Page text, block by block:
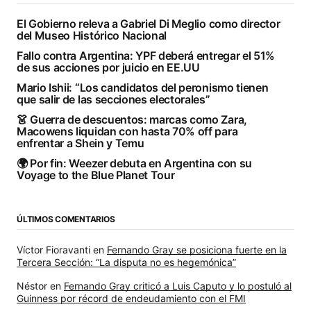
El Gobierno releva a Gabriel Di Meglio como director
del Museo Histórico Nacional
Fallo contra Argentina: YPF deberá entregar el 51%
de sus acciones por juicio en EE.UU
Mario Ishii: “Los candidatos del peronismo tienen
que salir de las secciones electorales”
👗 Guerra de descuentos: marcas como Zara,
Macowens liquidan con hasta 70% off para
enfrentar a Shein y Temu
🌍 Por fin: Weezer debuta en Argentina con su
Voyage to the Blue Planet Tour
ÚLTIMOS COMENTARIOS
Víctor Fioravanti en Fernando Gray se posiciona fuerte en la
Tercera Sección: “La disputa no es hegemónica”
Néstor en Fernando Gray criticó a Luis Caputo y lo postuló al
Guinness por récord de endeudamiento con el FMI